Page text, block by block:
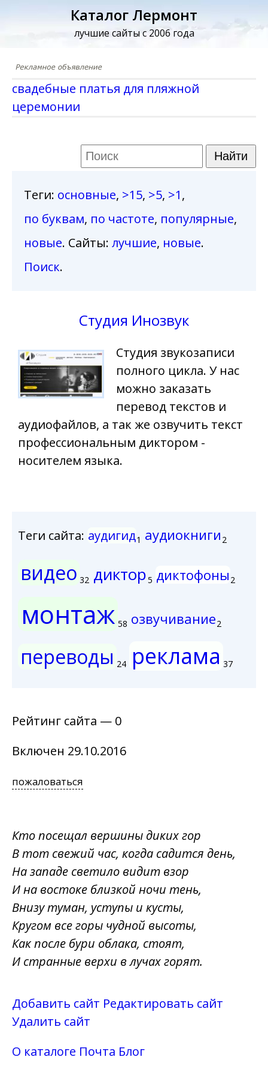
Каталог Лермонт
лучшие сайты с 2006 года
свадебные платья для пляжной
церемонии
Теги: основные, >15, >5, >1,
по буквам, по частоте, популярные,
новые. Сайты: лучшие, новые.
Поиск.
Студия Инозвук
Студия звукозаписи
полного цикла. У нас
можно заказать
перевод текстов и
аудиофайлов, а так же озвучить текст
профессиональным диктором -
носителем языка.
Теги сайта: аудигид1 аудиокниги 2
видео 32 диктор5 диктофоны 2
монтаж 58 озвучивание2
переводы 24 реклама 37
Рейтинг сайта — 0
Включен 29.10.2016
пожаловаться
Кто посещал вершины диких гор
В тот свежий час, когда садится день,
На западе светило видит взор
И на востоке близкой ночи тень,
Внизу туман, уступы и кусты,
Кругом все горы чудной высоты,
Как после бури облака, стоят,
И странные верхи в лучах горят.
Добавить сайт Редактировать сайт
Удалить сайт
О каталоге Почта Блог